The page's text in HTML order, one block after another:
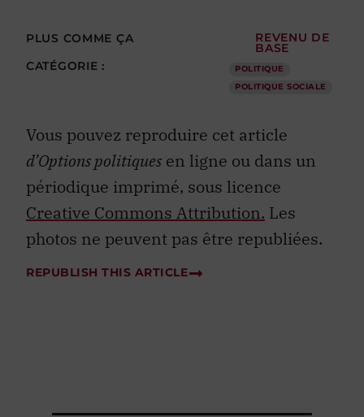
PLUS COMME ÇA
REVENU DE
BASE
CATÉGORIE :
POLITIQUE
POLITIQUE SOCIALE
Vous pouvez reproduire cet article
d’Options politiques en ligne ou dans un
périodique imprimé, sous licence
Creative Commons Attribution. Les
photos ne peuvent pas être republiées.
REPUBLISH THIS ARTICLE